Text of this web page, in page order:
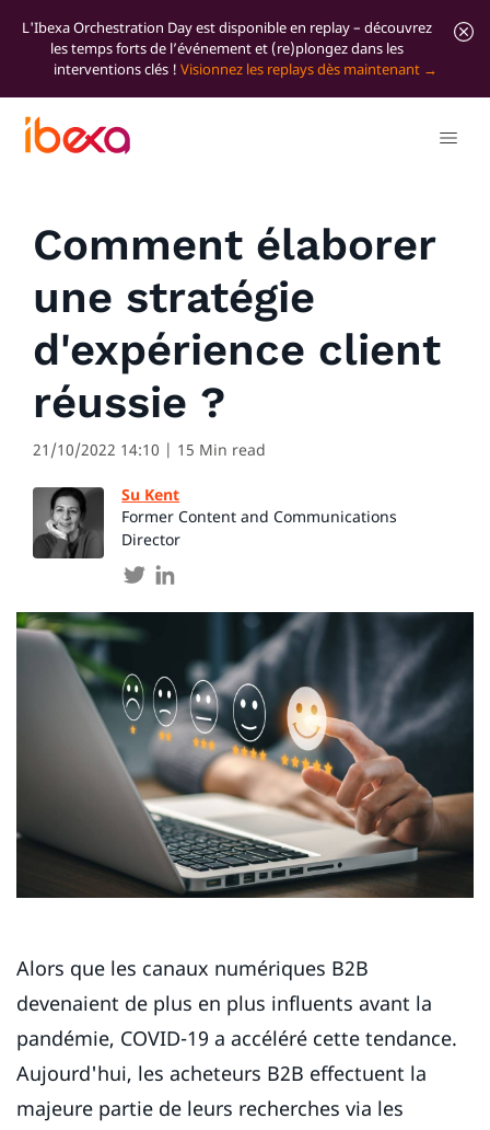
L'Ibexa Orchestration Day est disponible en replay – découvrez
les temps forts de l’événement et (re)plongez dans les
interventions clés ! Visionnez les replays dès maintenant
Tous les articles de blog
Comment élaborer
une stratégie
d'expérience client
réussie ?
21/10/2022 14:10 | 15 Min read
Su Kent
Former Content and Communications
Director
Alors que les canaux numériques B2B
devenaient de plus en plus influents avant la
pandémie, COVID-19 a accéléré cette tendance.
Aujourd'hui, les acheteurs B2B effectuent la
majeure partie de leurs recherches via les